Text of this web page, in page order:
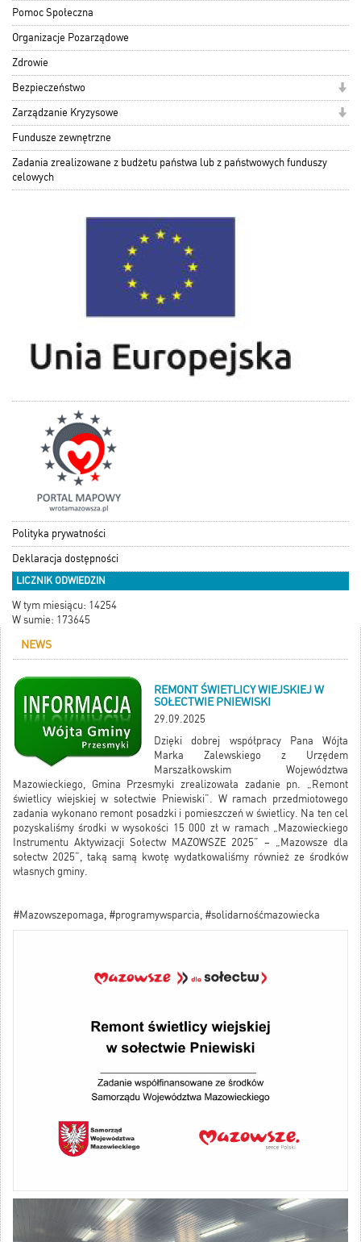
Pomoc Społeczna
Organizacje Pozarządowe
Zdrowie
Bezpieczeństwo
Zarządzanie Kryzysowe
Fundusze zewnętrzne
Zadania zrealizowane z budżetu państwa lub z państwowych funduszy
celowych
Polityka prywatności
Deklaracja dostępności
LICZNIK ODWIEDZIN
W tym miesiącu: 14254
W sumie: 173645
NEWS
REMONT ŚWIETLICY WIEJSKIEJ W
SOŁECTWIE PNIEWISKI
29.09.2025
Dzięki dobrej współpracy Pana Wójta
Marka Zalewskiego z Urzędem
Marszałkowskim Województwa
Mazowieckiego, Gmina Przesmyki zrealizowała zadanie pn. „Remont
świetlicy wiejskiej w sołectwie Pniewiski”. W ramach przedmiotowego
zadania wykonano remont posadzki i pomieszczeń w świetlicy. Na ten cel
pozyskaliśmy środki w wysokości 15 000 zł w ramach „Mazowieckiego
Instrumentu Aktywizacji Sołectw MAZOWSZE 2025” – „Mazowsze dla
sołectw 2025”, taką samą kwotę wydatkowaliśmy również ze środków
własnych gminy.
#Mazowszepomaga, #programywsparcia, #solidarnośćmazowiecka